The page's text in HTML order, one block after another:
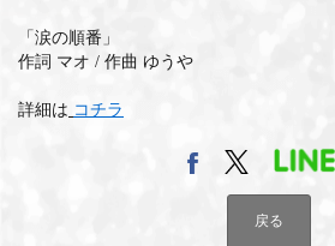
MEMBERS
「涙の順番」
作詞 マオ / 作曲 ゆうや
詳細は コチラ
戻る